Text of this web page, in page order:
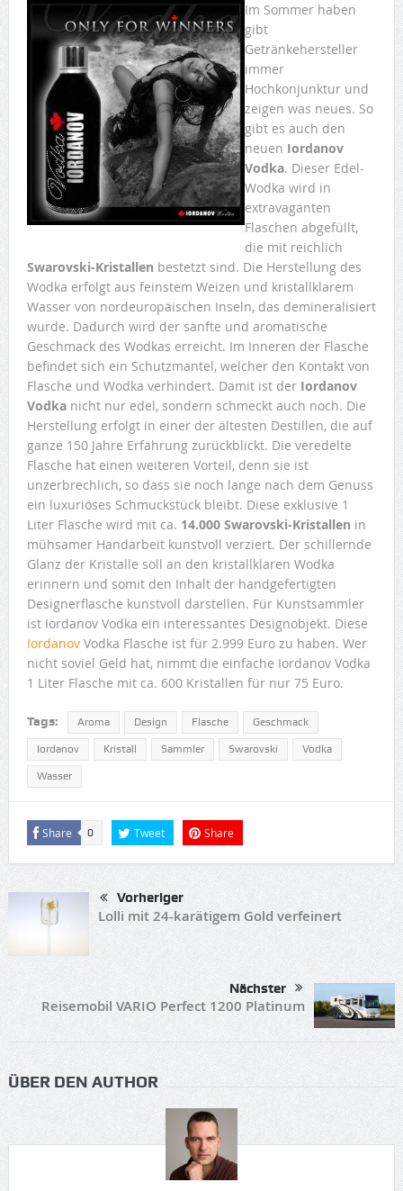
Im Sommer haben
gibt
Getränkehersteller
immer
Hochkonjunktur und
zeigen was neues. So
gibt es auch den
neuen Iordanov
Vodka. Dieser Edel-
Wodka wird in
extravaganten
Flaschen abgefüllt,
die mit reichlich
Swarovski-Kristallen bestetzt sind. Die Herstellung des
Wodka erfolgt aus feinstem Weizen und kristallklarem
Wasser von nordeuropäischen Inseln, das demineralisiert
wurde. Dadurch wird der sanfte und aromatische
Geschmack des Wodkas erreicht. Im Inneren der Flasche
befindet sich ein Schutzmantel, welcher den Kontakt von
Flasche und Wodka verhindert. Damit ist der Iordanov
Vodkanicht nur edel, sondern schmeckt auch noch. Die
Herstellung erfolgt in einer der ältesten Destillen, die auf
ganze 150 Jahre Erfahrung zurückblickt. Die veredelte
Flasche hat einen weiteren Vorteil, denn sie ist
unzerbrechlich, so dass sie noch lange nach dem Genuss
ein luxuriöses Schmuckstück bleibt. Diese exklusive 1
Liter Flasche wird mit ca. 14.000 Swarovski-Kristallen in
mühsamer Handarbeit kunstvoll verziert. Der schillernde
Glanz der Kristalle soll an den kristallklaren Wodka
erinnern und somit den Inhalt der handgefertigten
Designerflasche kunstvoll darstellen. Für Kunstsammler
ist Iordanov Vodka ein interessantes Designobjekt. Diese
IordanovVodka Flasche ist für 2.999 Euro zu haben. Wer
nicht soviel Geld hat, nimmt die einfache Iordanov Vodka
1 Liter Flasche mit ca. 600 Kristallen für nur 75 Euro.
Tags: Aroma Design Flasche Geschmack
Iordanov Kristall Sammler Swarovski Vodka
Wasser
Share 0 Tweet Share
Vorheriger
Lolli mit 24-karätigem Gold verfeinert
Nächster
Reisemobil VARIO Perfect 1200 Platinum
ÜBER DEN AUTHOR